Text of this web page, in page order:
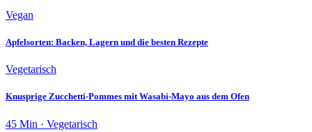
Vegan
Apfelsorten: Backen, Lagern und die besten Rezepte
Vegetarisch
Knusprige Zucchetti-Pommes mit Wasabi-Mayo aus dem Ofen
45 Min · Vegetarisch